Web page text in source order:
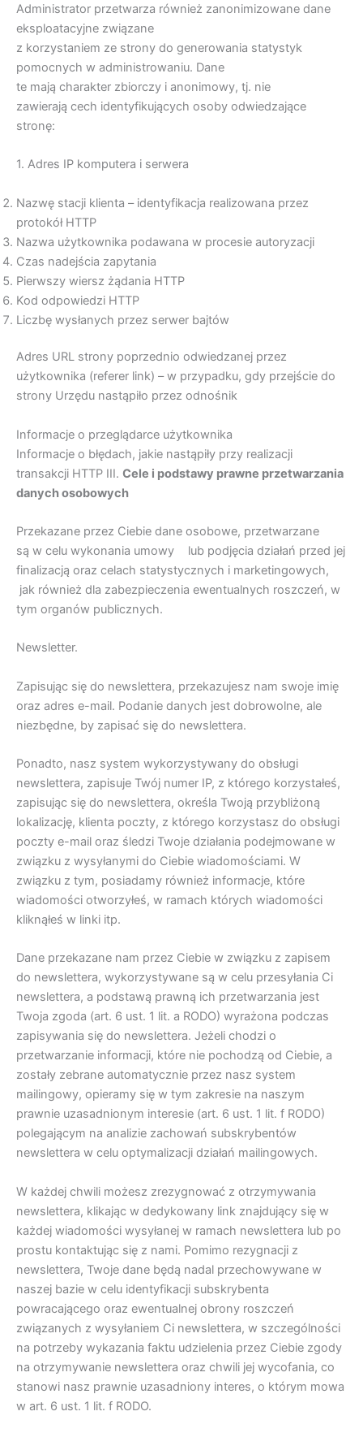
Administrator przetwarza również zanonimizowane dane
eksploatacyjne związane
z korzystaniem ze strony do generowania statystyk
pomocnych w administrowaniu. Dane
te mają charakter zbiorczy i anonimowy, tj. nie
zawierają cech identyfikujących osoby odwiedzające
stronę:
1. Adres IP komputera i serwera
Nazwę stacji klienta – identyfikacja realizowana przez
protokół HTTP
Nazwa użytkownika podawana w procesie autoryzacji
Czas nadejścia zapytania
Pierwszy wiersz żądania HTTP
Kod odpowiedzi HTTP
Liczbę wysłanych przez serwer bajtów
Adres URL strony poprzednio odwiedzanej przez
użytkownika (referer link) – w przypadku, gdy przejście do
strony Urzędu nastąpiło przez odnośnik
Informacje o przeglądarce użytkownika
Informacje o błędach, jakie nastąpiły przy realizacji
transakcji HTTP III. Cele i podstawy prawne przetwarzania
danych osobowych
Przekazane przez Ciebie dane osobowe, przetwarzane
są w celu wykonania umowy lub podjęcia działań przed jej
finalizacją oraz celach statystycznych i marketingowych,
jak również dla zabezpieczenia ewentualnych roszczeń, w
tym organów publicznych.
Newsletter.
Zapisując się do newslettera, przekazujesz nam swoje imię
oraz adres e-mail. Podanie danych jest dobrowolne, ale
niezbędne, by zapisać się do newslettera.
Ponadto, nasz system wykorzystywany do obsługi
newslettera, zapisuje Twój numer IP, z którego korzystałeś,
zapisując się do newslettera, określa Twoją przybliżoną
lokalizację, klienta poczty, z którego korzystasz do obsługi
poczty e-mail oraz śledzi Twoje działania podejmowane w
związku z wysyłanymi do Ciebie wiadomościami. W
związku z tym, posiadamy również informacje, które
wiadomości otworzyłeś, w ramach których wiadomości
kliknąłeś w linki itp.
Dane przekazane nam przez Ciebie w związku z zapisem
do newslettera, wykorzystywane są w celu przesyłania Ci
newslettera, a podstawą prawną ich przetwarzania jest
Twoja zgoda (art. 6 ust. 1 lit. a RODO) wyrażona podczas
zapisywania się do newslettera. Jeżeli chodzi o
przetwarzanie informacji, które nie pochodzą od Ciebie, a
zostały zebrane automatycznie przez nasz system
mailingowy, opieramy się w tym zakresie na naszym
prawnie uzasadnionym interesie (art. 6 ust. 1 lit. f RODO)
polegającym na analizie zachowań subskrybentów
newslettera w celu optymalizacji działań mailingowych.
W każdej chwili możesz zrezygnować z otrzymywania
newslettera, klikając w dedykowany link znajdujący się w
każdej wiadomości wysyłanej w ramach newslettera lub po
prostu kontaktując się z nami. Pomimo rezygnacji z
newslettera, Twoje dane będą nadal przechowywane w
naszej bazie w celu identyfikacji subskrybenta
powracającego oraz ewentualnej obrony roszczeń
związanych z wysyłaniem Ci newslettera, w szczególności
na potrzeby wykazania faktu udzielenia przez Ciebie zgody
na otrzymywanie newslettera oraz chwili jej wycofania, co
stanowi nasz prawnie uzasadniony interes, o którym mowa
w art. 6 ust. 1 lit. f RODO.